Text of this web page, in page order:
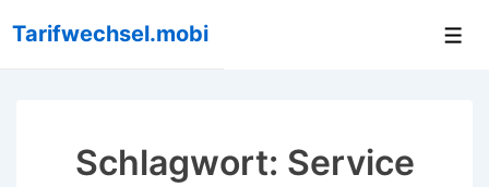
Zum
Tarifwechsel.mobi
Schlagwort: Service